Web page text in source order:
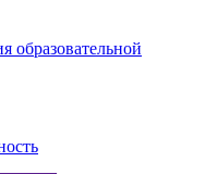
образовательной